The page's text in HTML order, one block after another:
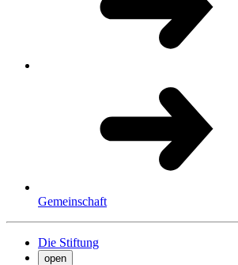
Gemeinschaft
Die Stiftung
open